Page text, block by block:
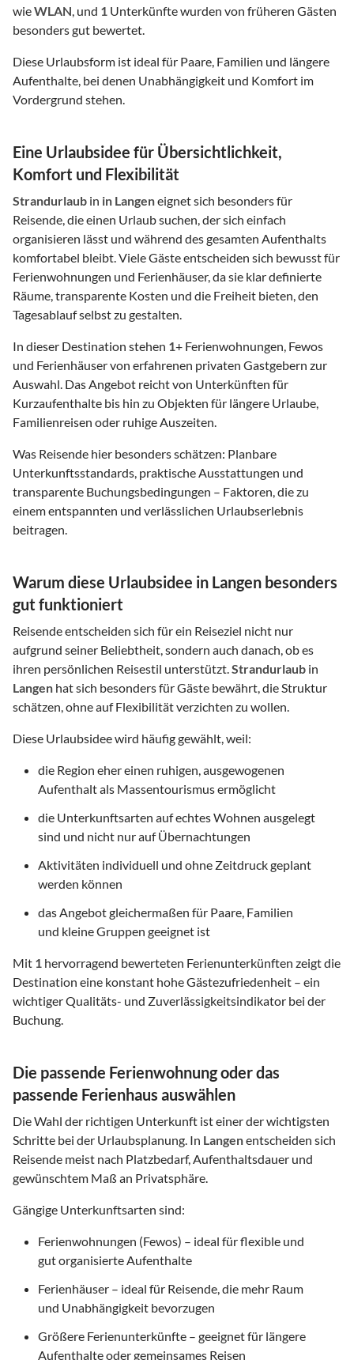
wieWLAN, und 1 Unterkünfte wurden von früheren Gästen
besonders gut bewertet.
Diese Urlaubsform ist ideal für Paare, Familien und längere
Aufenthalte, bei denen Unabhängigkeit und Komfort im
Vordergrund stehen.
Eine Urlaubsidee für Übersichtlichkeit,
Komfort und Flexibilität
Strandurlaub in in Langeneignet sich besonders für
Reisende, die einen Urlaub suchen, der sich einfach
organisieren lässt und während des gesamten Aufenthalts
komfortabel bleibt. Viele Gäste entscheiden sich bewusst für
Ferienwohnungen und Ferienhäuser, da sie klar definierte
Räume, transparente Kosten und die Freiheit bieten, den
Tagesablauf selbst zu gestalten.
In dieser Destination stehen 1+ Ferienwohnungen, Fewos
und Ferienhäuser von erfahrenen privaten Gastgebern zur
Auswahl. Das Angebot reicht von Unterkünften für
Kurzaufenthalte bis hin zu Objekten für längere Urlaube,
Familienreisen oder ruhige Auszeiten.
Was Reisende hier besonders schätzen: Planbare
Unterkunftsstandards, praktische Ausstattungen und
transparente Buchungsbedingungen – Faktoren, die zu
einem entspannten und verlässlichen Urlaubserlebnis
beitragen.
Warum diese Urlaubsidee in Langen besonders
gut funktioniert
Reisende entscheiden sich für ein Reiseziel nicht nur
aufgrund seiner Beliebtheit, sondern auch danach, ob es
ihren persönlichen Reisestil unterstützt.Strandurlaub in
Langen hat sich besonders für Gäste bewährt, die Struktur
schätzen, ohne auf Flexibilität verzichten zu wollen.
Diese Urlaubsidee wird häufig gewählt, weil:
die Region eher einen ruhigen, ausgewogenen
Aufenthalt als Massentourismus ermöglicht
die Unterkunftsarten auf echtes Wohnen ausgelegt
sind und nicht nur auf Übernachtungen
Aktivitäten individuell und ohne Zeitdruck geplant
werden können
das Angebot gleichermaßen für Paare, Familien
und kleine Gruppen geeignet ist
Mit 1 hervorragend bewerteten Ferienunterkünften zeigt die
Destination eine konstant hohe Gästezufriedenheit – ein
wichtiger Qualitäts- und Zuverlässigkeitsindikator bei der
Buchung.
Die passende Ferienwohnung oder das
passende Ferienhaus auswählen
Die Wahl der richtigen Unterkunft ist einer der wichtigsten
Schritte bei der Urlaubsplanung. In Langenentscheiden sich
Reisende meist nach Platzbedarf, Aufenthaltsdauer und
gewünschtem Maß an Privatsphäre.
Gängige Unterkunftsarten sind:
Ferienwohnungen (Fewos) – ideal für flexible und
gut organisierte Aufenthalte
Ferienhäuser – ideal für Reisende, die mehr Raum
und Unabhängigkeit bevorzugen
Größere Ferienunterkünfte – geeignet für längere
Aufenthalte oder gemeinsames Reisen